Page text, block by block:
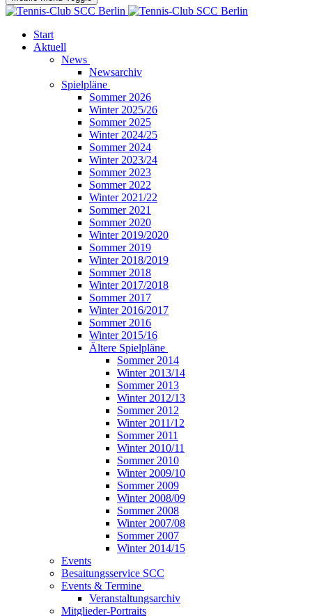
Start
Aktuell
News
Newsarchiv
Spielpläne
Sommer 2026
Winter 2025/26
Sommer 2025
Winter 2024/25
Sommer 2024
Winter 2023/24
Sommer 2023
Sommer 2022
Winter 2021/22
Sommer 2021
Sommer 2020
Winter 2019/2020
Sommer 2019
Winter 2018/2019
Sommer 2018
Winter 2017/2018
Sommer 2017
Winter 2016/2017
Sommer 2016
Winter 2015/16
Ältere Spielpläne
Sommer 2014
Winter 2013/14
Sommer 2013
Winter 2012/13
Sommer 2012
Winter 2011/12
Sommer 2011
Winter 2010/11
Sommer 2010
Winter 2009/10
Sommer 2009
Winter 2008/09
Sommer 2008
Winter 2007/08
Sommer 2007
Winter 2014/15
Events
Besaitungsservice SCC
Events & Termine
Veranstaltungsarchiv
Mitglieder-Portraits